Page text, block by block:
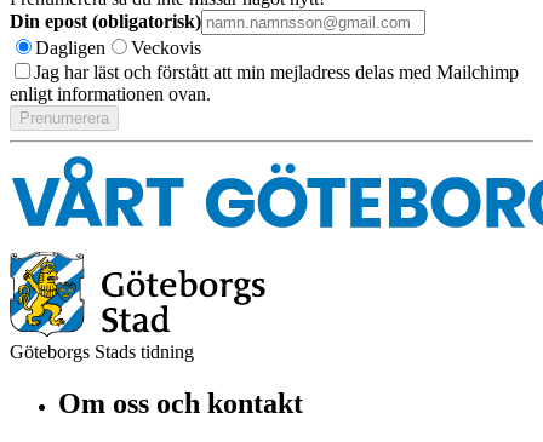
Din epost (obligatorisk)
Dagligen
Veckovis
Jag har läst och förstått att min mejladress delas med Mailchimp
enligt informationen ovan.
Göteborgs Stads tidning
Om oss och kontakt